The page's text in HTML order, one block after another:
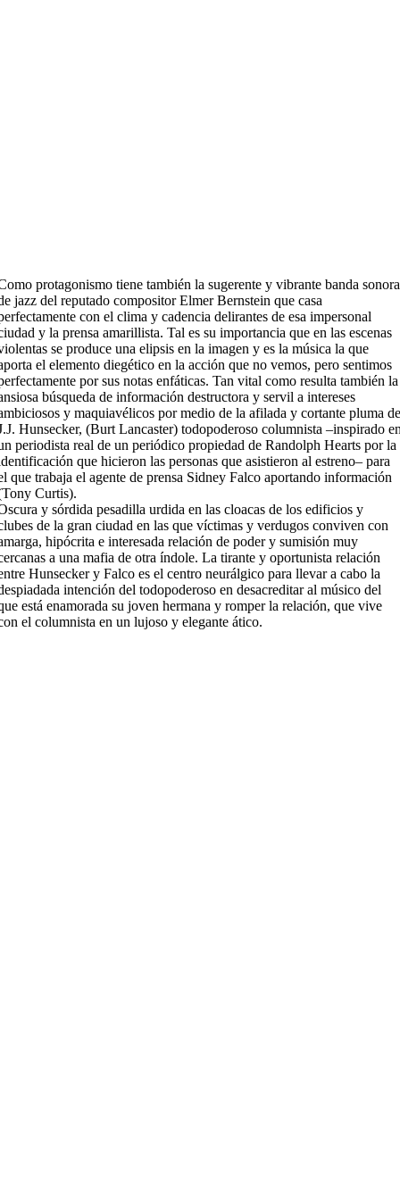
protagonismo tiene también la sugerente y vibrante banda sonora
jazz del reputado compositor Elmer Bernstein que casa
con el clima y cadencia delirantes de esa impersonal
y la prensa amarillista. Tal es su importancia que en las escenas
se produce una elipsis en la imagen y es la música la que
el elemento diegético en la acción que no vemos, pero sentimos
por sus notas enfáticas. Tan vital como resulta también la
búsqueda de información destructora y servil a intereses
y maquiavélicos por medio de la afilada y cortante pluma
Hunsecker, (Burt Lancaster) todopoderoso columnista –inspirado
periodista real de un periódico propiedad de Randolph Hearts por la
que hicieron las personas que asistieron al estreno– para
que trabaja el agente de prensa Sidney Falco aportando información
Curtis).
y sórdida pesadilla urdida en las cloacas de los edificios y
de la gran ciudad en las que víctimas y verdugos conviven con
hipócrita e interesada relación de poder y sumisión muy
a una mafia de otra índole. La tirante y oportunista relación
Hunsecker y Falco es el centro neurálgico para llevar a cabo la
intención del todopoderoso en desacreditar al músico del
está enamorada su joven hermana y romper la relación, que vive
el columnista en un lujoso y elegante ático.